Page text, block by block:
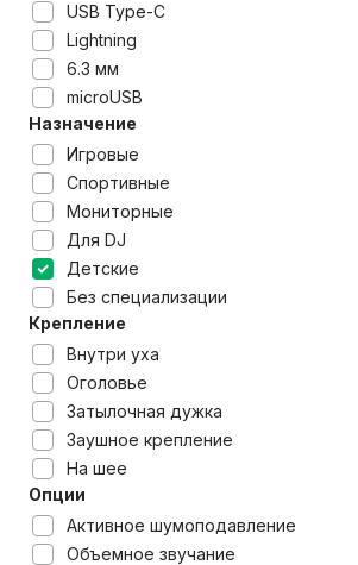
USB Type-C
Lightning
6.3 мм
microUSB
Назначение
Игровые
Спортивные
Мониторные
Для DJ
Детские
Без специализации
Крепление
Внутри уха
Оголовье
Затылочная дужка
Заушное крепление
На шее
Опции
Активное шумоподавление
Объемное звучание